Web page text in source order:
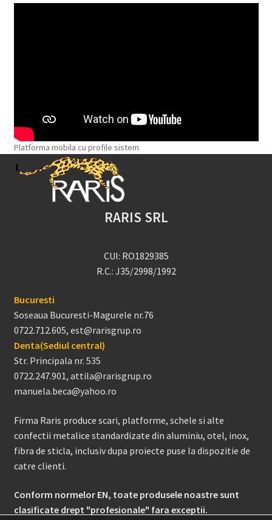
Platforma mobila cu profile sistem
RARIS SRL
CUI: RO1829385
R.C.: J35/2998/1992
Bucuresti
Soseaua Bucuresti-Magurele nr.76
0722.712.605, est@rarisgrup.ro
Denta(Sediul central)
Str. Principala nr. 535
0722.247.901, attila@rarisgrup.ro
manuela.beca@yahoo.ro
Firma Raris produce scari, platforme, schele si alte
confectii metalice standardizate din aluminiu, otel, inox,
fibra de sticla, inclusiv dupa proiecte puse la dispozitie de
catre clienti.
Conform normelor EN, toate produsele noastre sunt
clasificate drept "profesionale" fara exceptii.